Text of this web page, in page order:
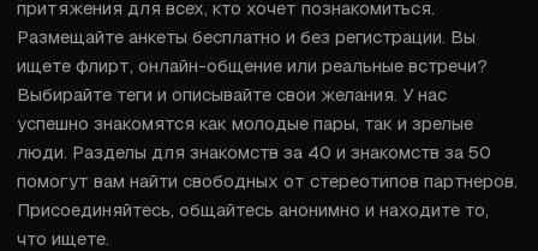
притяжения для всех, кто хочет познакомиться.
Размещайте анкеты бесплатно и без регистрации. Вы
ищете флирт, онлайн-общение или реальные встречи?
Выбирайте теги и описывайте свои желания. У нас
успешно знакомятся как молодые пары, так и зрелые
люди. Разделы для знакомств за 40 и знакомств за 50
помогут вам найти свободных от стереотипов партнеров.
Присоединяйтесь, общайтесь анонимно и находите то,
что ищете.